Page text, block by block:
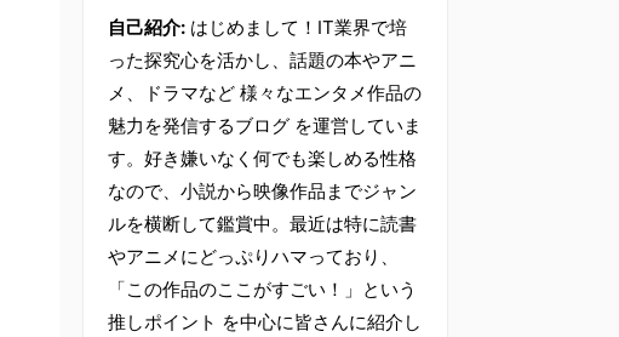
自己紹介: はじめまして！IT業界で培
った探究心を活かし、話題の本やアニ
メ、ドラマなど 様々なエンタメ作品の
魅力を発信するブログ を運営していま
す。好き嫌いなく何でも楽しめる性格
なので、小説から映像作品までジャン
ルを横断して鑑賞中。最近は特に読書
やアニメにどっぷりハマっており、
「この作品のここがすごい！」という
推しポイント を中心に皆さんに紹介し